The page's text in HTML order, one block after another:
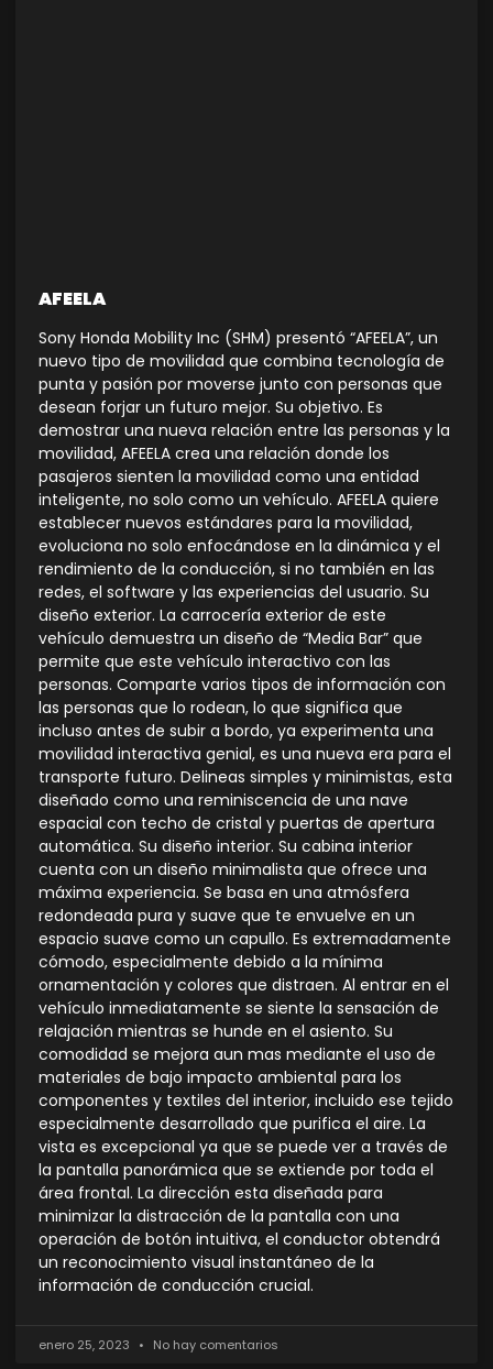
AFEELA
Sony Honda Mobility Inc (SHM) presentó “AFEELA”, un
nuevo tipo de movilidad que combina tecnología de
punta y pasión por moverse junto con personas que
desean forjar un futuro mejor. Su objetivo. Es
demostrar una nueva relación entre las personas y la
movilidad, AFEELA crea una relación donde los
pasajeros sienten la movilidad como una entidad
inteligente, no solo como un vehículo. AFEELA quiere
establecer nuevos estándares para la movilidad,
evoluciona no solo enfocándose en la dinámica y el
rendimiento de la conducción, si no también en las
redes, el software y las experiencias del usuario. Su
diseño exterior. La carrocería exterior de este
vehículo demuestra un diseño de “Media Bar” que
permite que este vehículo interactivo con las
personas. Comparte varios tipos de información con
las personas que lo rodean, lo que significa que
incluso antes de subir a bordo, ya experimenta una
movilidad interactiva genial, es una nueva era para el
transporte futuro. Delineas simples y minimistas, esta
diseñado como una reminiscencia de una nave
espacial con techo de cristal y puertas de apertura
automática. Su diseño interior. Su cabina interior
cuenta con un diseño minimalista que ofrece una
máxima experiencia. Se basa en una atmósfera
redondeada pura y suave que te envuelve en un
espacio suave como un capullo. Es extremadamente
cómodo, especialmente debido a la mínima
ornamentación y colores que distraen. Al entrar en el
vehículo inmediatamente se siente la sensación de
relajación mientras se hunde en el asiento. Su
comodidad se mejora aun mas mediante el uso de
materiales de bajo impacto ambiental para los
componentes y textiles del interior, incluido ese tejido
especialmente desarrollado que purifica el aire. La
vista es excepcional ya que se puede ver a través de
la pantalla panorámica que se extiende por toda el
área frontal. La dirección esta diseñada para
minimizar la distracción de la pantalla con una
operación de botón intuitiva, el conductor obtendrá
un reconocimiento visual instantáneo de la
información de conducción crucial.
enero 25, 2023 No hay comentarios